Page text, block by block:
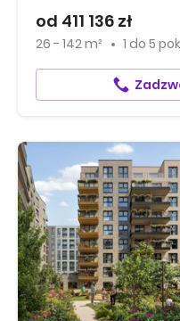
od 411 136 zł
26 - 142 m² 1 do 5